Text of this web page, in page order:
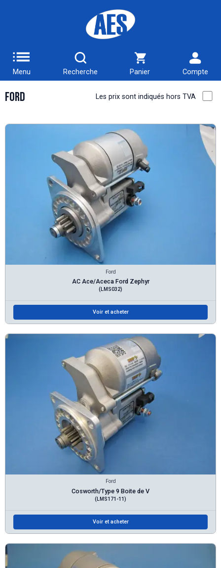
Menu Recherche Panier Compte
Ford Les prix sont indiqués hors TVA
Ford
AC Ace/Aceca Ford Zephyr
(LMS032)
Voir et acheter
Ford
Cosworth/Type 9 Boite de V
(LMS171-11)
Voir et acheter